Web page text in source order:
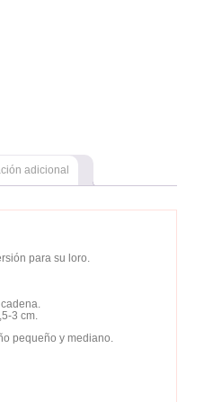
adicional
para su loro.
3 cm.
pequeño y mediano.